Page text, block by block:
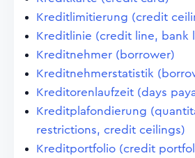
Kreditlimitierung (credit
Kreditlinie (credit line, bank
Kreditnehmer (borrower)
Kreditnehmerstatistik
Kreditorenlaufzeit (days
Kreditplafondierung
restrictions, credit ceilings)
Kreditportfolio (credit